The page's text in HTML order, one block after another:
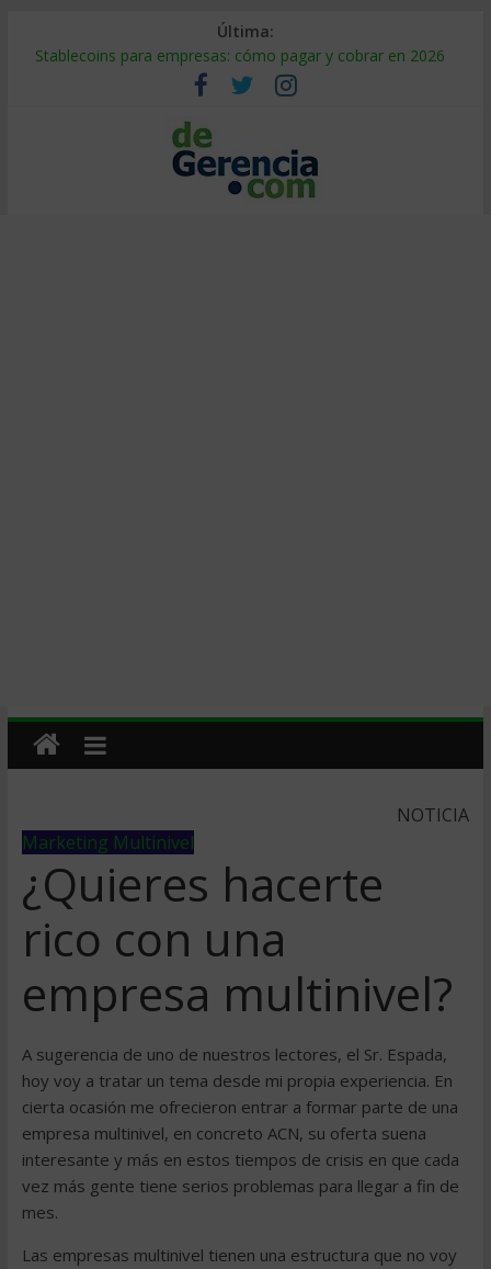
Última:
Stablecoins para empresas: cómo pagar y cobrar en 2026
Despido silencioso: qué es y por qué sale tan caro
IA en selección de personal: cómo auditarla a tiempo
Trabajo forzoso en la cadena de suministro: qué hacer
Mercado hispano de EE. UU.: cómo segmentarlo y venderle
NOTICIA
Marketing Multinivel
¿Quieres hacerte
rico con una
empresa multinivel?
A sugerencia de uno de nuestros lectores, el Sr. Espada,
hoy voy a tratar un tema desde mi propia experiencia. En
cierta ocasión me ofrecieron entrar a formar parte de una
empresa multinivel, en concreto ACN, su oferta suena
interesante y más en estos tiempos de crisis en que cada
vez más gente tiene serios problemas para llegar a fin de
mes.
Las empresas multinivel tienen una estructura que no voy